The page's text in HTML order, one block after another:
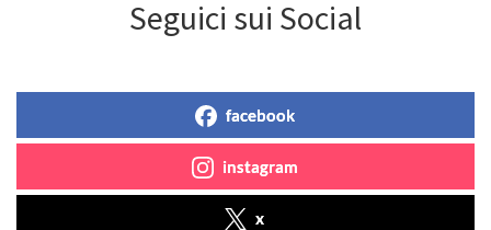
Seguici sui Social
facebook
instagram
x